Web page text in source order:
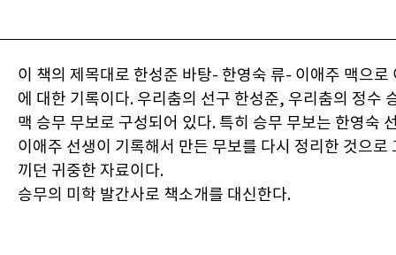
이 책의 제목대로 한성준 바탕- 한영숙 류- 이애주 맥으로
에 대한 기록이다. 우리춤의 선구 한성준, 우리춤의 정수
맥 승무 무보로 구성되어 있다. 특히 승무 무보는 한영숙
이애주 선생이 기록해서 만든 무보를 다시 정리한 것으로
끼던 귀중한 자료이다.
승무의 미학 발간사로 책소개를 대신한다.